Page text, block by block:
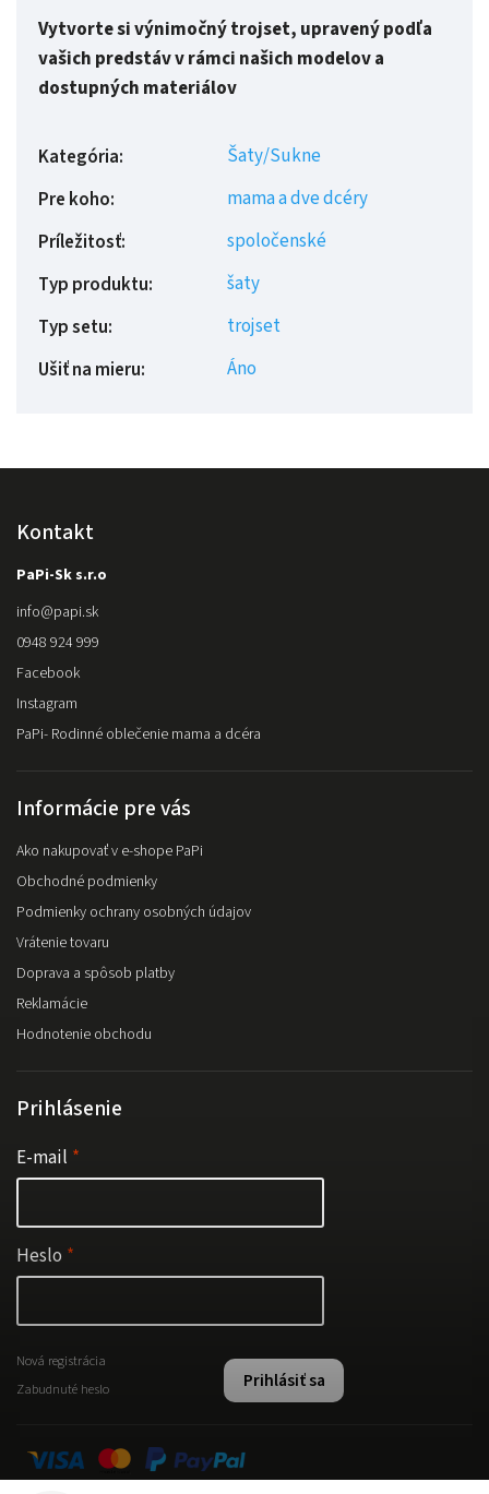
Vytvorte si výnimočný trojset, upravený podľa
vašich predstáv v rámci našich modelov a
dostupných materiálov
Kategória:
Šaty/Sukne
Pre koho:
mama a dve dcéry
Príležitosť:
spoločenské
Typ produktu:
šaty
Typ setu:
trojset
Ušiť na mieru: Áno
Kontakt
PaPi-Sk s.r.o
info@papi.sk
0948 924 999
Facebook
Instagram
PaPi- Rodinné oblečenie mama a dcéra
Informácie pre vás
Ako nakupovať v e-shope PaPi
Obchodné podmienky
Podmienky ochrany osobných údajov
Vrátenie tovaru
Doprava a spôsob platby
Reklamácie
Hodnotenie obchodu
Prihlásenie
E-mail
Heslo
Prihlásiť sa
Nová registrácia
Zabudnuté heslo